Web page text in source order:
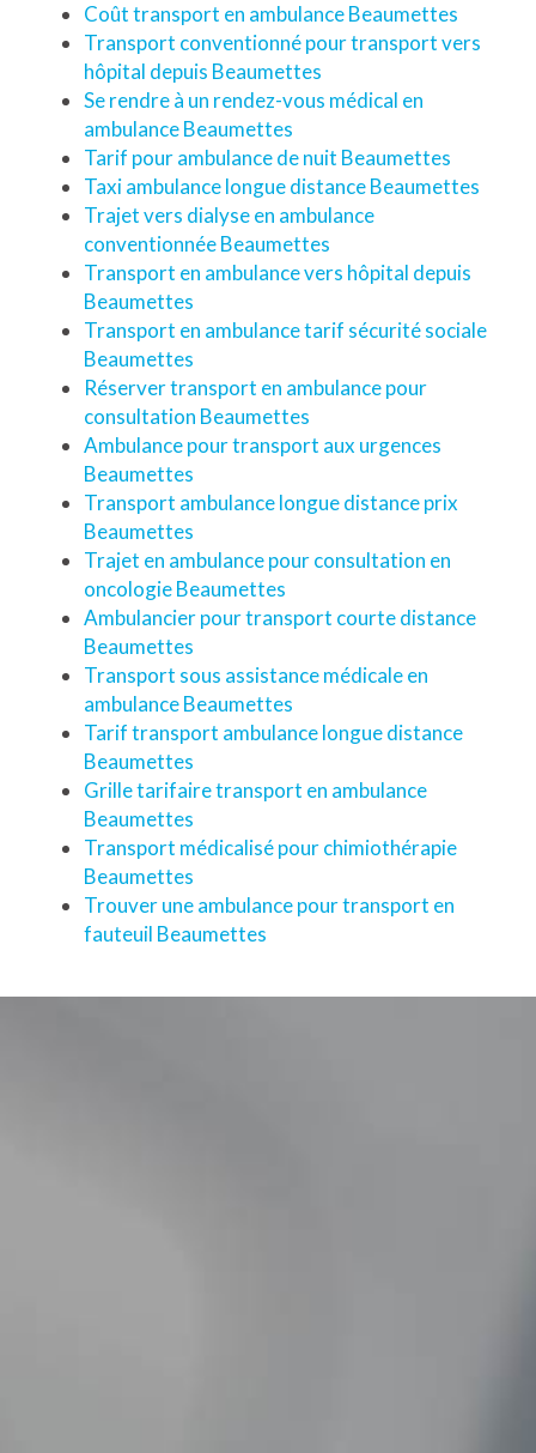
Coût transport en ambulance Beaumettes
Transport conventionné pour transport vers
hôpital depuis Beaumettes
Se rendre à un rendez-vous médical en
ambulance Beaumettes
Tarif pour ambulance de nuit Beaumettes
Taxi ambulance longue distance Beaumettes
Trajet vers dialyse en ambulance
conventionnée Beaumettes
Transport en ambulance vers hôpital depuis
Beaumettes
Transport en ambulance tarif sécurité sociale
Beaumettes
Réserver transport en ambulance pour
consultation Beaumettes
Ambulance pour transport aux urgences
Beaumettes
Transport ambulance longue distance prix
Beaumettes
Trajet en ambulance pour consultation en
oncologie Beaumettes
Ambulancier pour transport courte distance
Beaumettes
Transport sous assistance médicale en
ambulance Beaumettes
Tarif transport ambulance longue distance
Beaumettes
Grille tarifaire transport en ambulance
Beaumettes
Transport médicalisé pour chimiothérapie
Beaumettes
Trouver une ambulance pour transport en
fauteuil Beaumettes